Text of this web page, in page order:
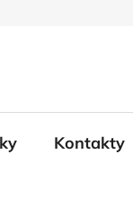
Kontakty